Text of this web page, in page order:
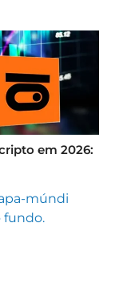
em 2026: